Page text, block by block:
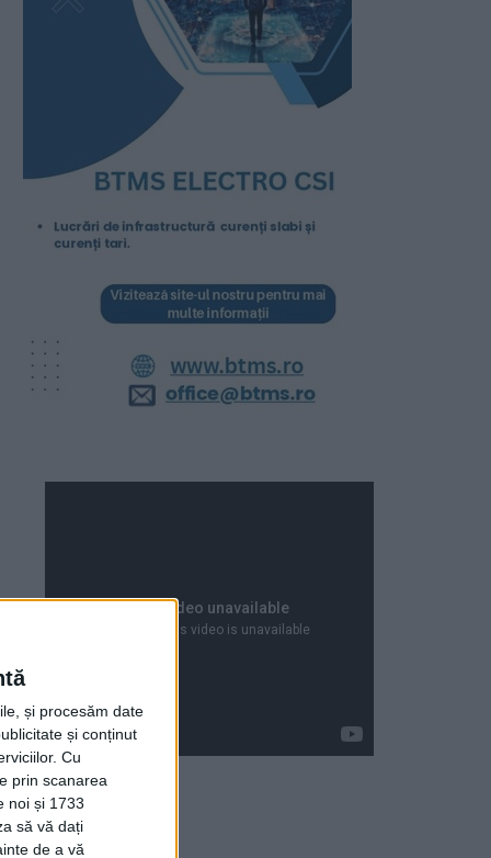
și procesăm date
și conținut
Cu
prin scanarea
noi și 1733
să vă dați
de a vă
Articole recente